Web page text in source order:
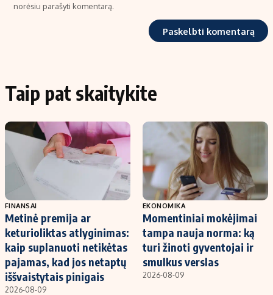
norėsiu parašyti komentarą.
Taip pat skaitykite
FINANSAI
Metinė premija ar
keturioliktas atlyginimas:
kaip suplanuoti netikėtas
pajamas, kad jos netaptų
iššvaistytais pinigais
2026-08-09
EKONOMIKA
Momentiniai mokėjimai
tampa nauja norma: ką
turi žinoti gyventojai ir
smulkus verslas
2026-08-09